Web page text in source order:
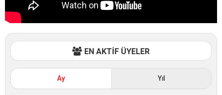
EN AKTİF ÜYELER
Ay Yıl